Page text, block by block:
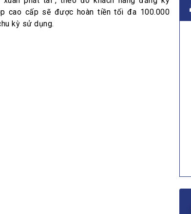
cao cấp sẽ được hoàn tiền tối đa 100.000
kỳ sử dụng.